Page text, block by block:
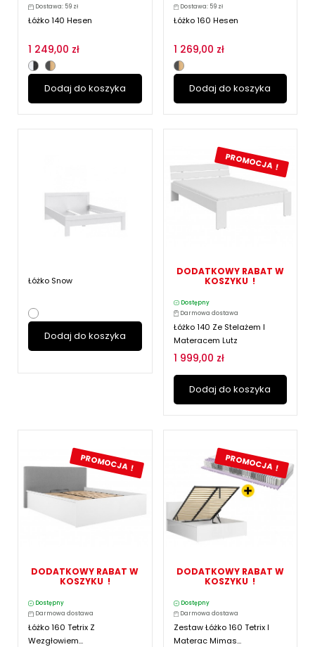
Dostawa: 59 zł
Łóżko 140 Hesen
1 249,00 zł
Dodaj do koszyka
Dostawa: 59 zł
Łóżko 160 Hesen
1 269,00 zł
Dodaj do koszyka
Łóżko Snow
Dodaj do koszyka
PROMOCJA !
DODATKOWY RABAT W
KOSZYKU !
Dostępny
Darmowa dostawa
Łóżko 140 Ze Stelażem I
Materacem Lutz
1 999,00 zł
Dodaj do koszyka
PROMOCJA !
DODATKOWY RABAT W
KOSZYKU !
Dostępny
Darmowa dostawa
Łóżko 160 Tetrix Z
Wezgłowiem...
PROMOCJA !
DODATKOWY RABAT W
KOSZYKU !
Dostępny
Darmowa dostawa
Zestaw Łóżko 160 Tetrix I
Materac Mimas...